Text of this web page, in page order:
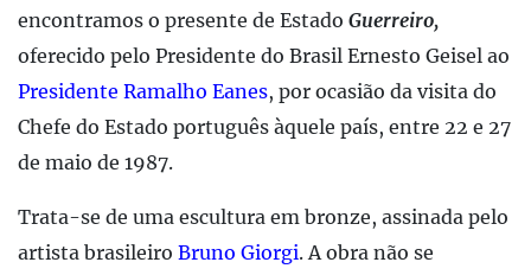
encontramos o presente de Estado Guerreiro,
oferecido pelo Presidente do Brasil Ernesto Geisel ao
Presidente Ramalho Eanes, por ocasião da visita do
Chefe do Estado português àquele país, entre 22 e 27
de maio de 1987.
Trata-se de uma escultura em bronze, assinada pelo
artista brasileiro Bruno Giorgi. A obra não se